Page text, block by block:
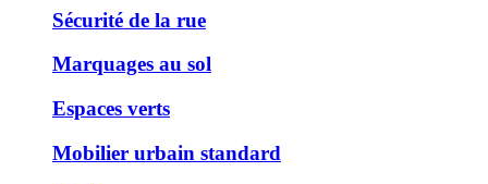
Sécurité de la rue
Marquages au sol
Espaces verts
Mobilier urbain standard